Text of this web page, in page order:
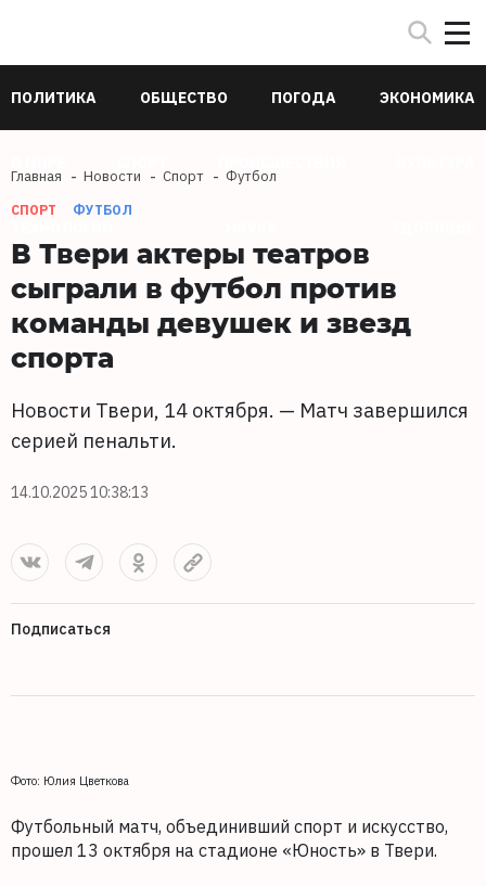
ПОЛИТИКА ОБЩЕСТВО ПОГОДА ЭКОНОМИКА
Главная Новости Спорт Футбол
СПОРТ ФУТБОЛ
В Твери актеры театров
сыграли в футбол против
команды девушек и звезд
спорта
Новости Твери, 14 октября. — Матч завершился
серией пенальти.
14.10.2025 10:38:13
Подписаться
Фото: Юлия Цветкова
Футбольный матч, объединивший спорт и искусство,
прошел 13 октября на стадионе «Юность» в Твери.